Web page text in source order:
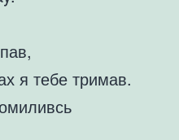
я тебе тримав.